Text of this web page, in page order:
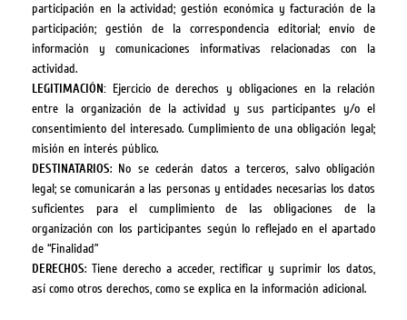
participación en la actividad; gestión económica y facturación de la
participación; gestión de la correspondencia editorial; envío de
información y comunicaciones informativas relacionadas con la
actividad.
LEGITIMACIÓN: Ejercicio de derechos y obligaciones en la relación
entre la organización de la actividad y sus participantes y/o el
consentimiento del interesado. Cumplimiento de una obligación legal;
misión en interés público.
DESTINATARIOS: No se cederán datos a terceros, salvo obligación
legal; se comunicarán a las personas y entidades necesarias los datos
suficientes para el cumplimiento de las obligaciones de la
organización con los participantes según lo reflejado en el apartado
de “Finalidad”
DERECHOS: Tiene derecho a acceder, rectificar y suprimir los datos,
así como otros derechos, como se explica en la información adicional.